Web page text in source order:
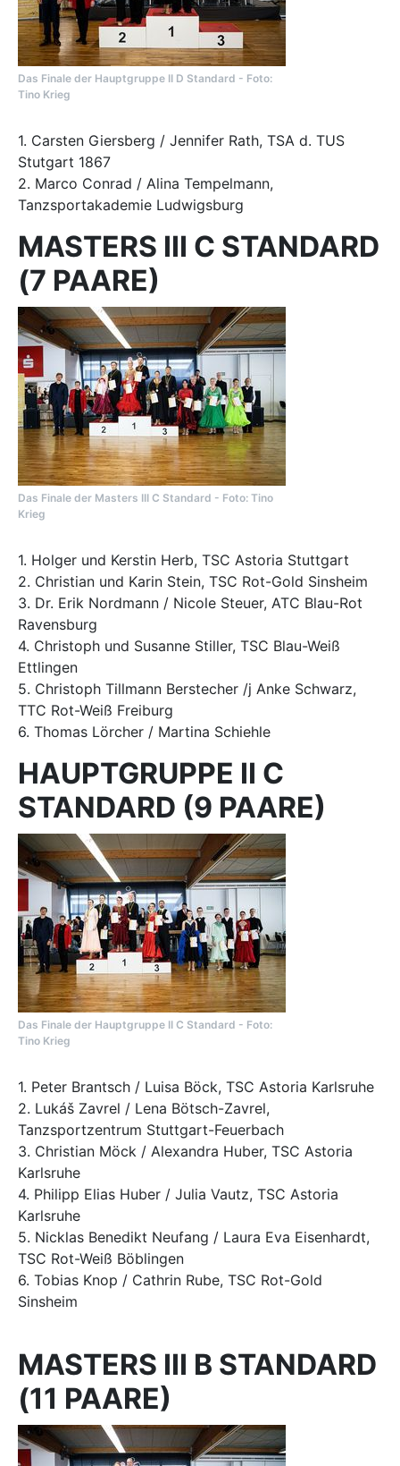
Das Finale der Hauptgruppe II D Standard - Foto:
Tino Krieg
1. Carsten Giersberg / Jennifer Rath, TSA d. TUS
Stutgart 1867
2. Marco Conrad / Alina Tempelmann,
Tanzsportakademie Ludwigsburg
MASTERS III C STANDARD
(7 PAARE)
Das Finale der Masters III C Standard - Foto: Tino
Krieg
1. Holger und Kerstin Herb, TSC Astoria Stuttgart
2. Christian und Karin Stein, TSC Rot-Gold Sinsheim
3. Dr. Erik Nordmann / Nicole Steuer, ATC Blau-Rot
Ravensburg
4. Christoph und Susanne Stiller, TSC Blau-Weiß
Ettlingen
5. Christoph Tillmann Berstecher /j Anke Schwarz,
TTC Rot-Weiß Freiburg
6. Thomas Lörcher / Martina Schiehle
HAUPTGRUPPE II C
STANDARD (9 PAARE)
Das Finale der Hauptgruppe II C Standard - Foto:
Tino Krieg
1. Peter Brantsch / Luisa Böck, TSC Astoria Karlsruhe
2. Lukáš Zavrel / Lena Bötsch-Zavrel,
Tanzsportzentrum Stuttgart-Feuerbach
3. Christian Möck / Alexandra Huber, TSC Astoria
Karlsruhe
4. Philipp Elias Huber / Julia Vautz, TSC Astoria
Karlsruhe
5. Nicklas Benedikt Neufang / Laura Eva Eisenhardt,
TSC Rot-Weiß Böblingen
6. Tobias Knop / Cathrin Rube, TSC Rot-Gold
Sinsheim
MASTERS III B STANDARD
(11 PAARE)